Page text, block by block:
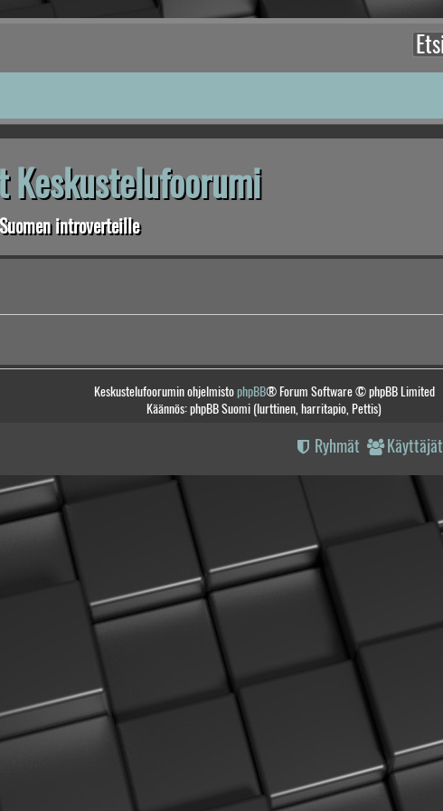
introverteille
Keskustelufoorumin ohjelmistophpBB® Forum Software © phpBB Limited
Käännös: phpBB Suomi (lurttinen, harritapio, Pettis)
Käyttäjät
Ryhmät